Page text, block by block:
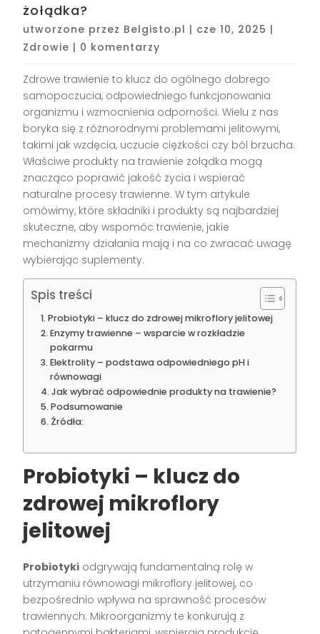
żołądka?
utworzone przez Belgisto.pl | cze 10, 2025 |
Zdrowie | 0 komentarzy
Zdrowe trawienie to klucz do ogólnego dobrego
samopoczucia, odpowiedniego funkcjonowania
organizmu i wzmocnienia odporności. Wielu z nas
boryka się z różnorodnymi problemami jelitowymi,
takimi jak wzdęcia, uczucie ciężkości czy ból brzucha.
Właściwe produkty na trawienie żołądka mogą
znacząco poprawić jakość życia i wspierać
naturalne procesy trawienne. W tym artykule
omówimy, które składniki i produkty są najbardziej
skuteczne, aby wspomóc trawienie, jakie
mechanizmy działania mają i na co zwracać uwagę
wybierając suplementy.
Spis treści
Probiotyki – klucz do zdrowej mikroflory jelitowej
Enzymy trawienne – wsparcie w rozkładzie
pokarmu
Elektrolity – podstawa odpowiedniego pH i
równowagi
Jak wybrać odpowiednie produkty na trawienie?
Podsumowanie
Źródła:
Probiotyki – klucz do
zdrowej mikroflory
jelitowej
Probiotyki odgrywają fundamentalną rolę w
utrzymaniu równowagi mikroflory jelitowej, co
bezpośrednio wpływa na sprawność procesów
trawiennych. Mikroorganizmy te konkurują z